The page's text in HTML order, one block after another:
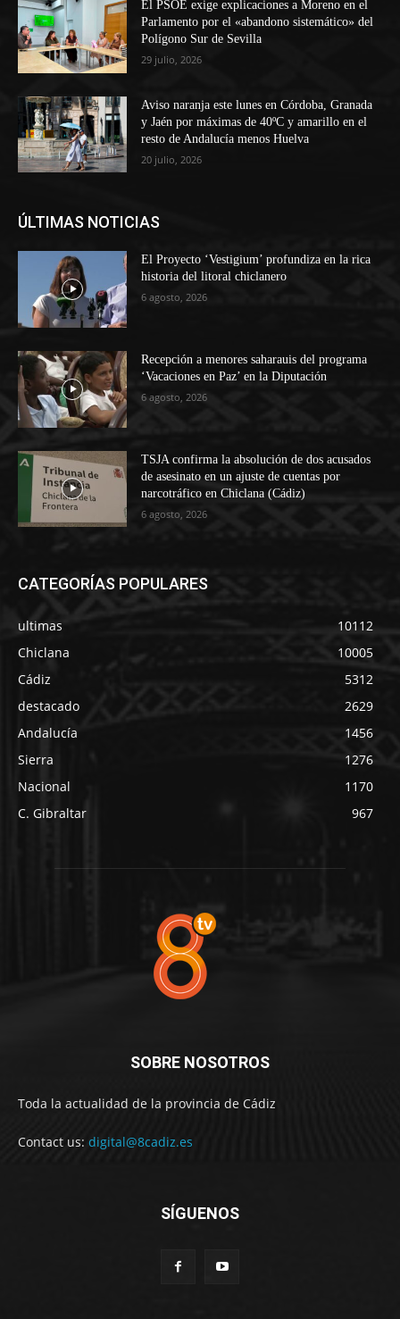
El PSOE exige explicaciones a Moreno en el
Parlamento por el «abandono sistemático» del
Polígono Sur de Sevilla
29 julio, 2026
Aviso naranja este lunes en Córdoba, Granada
y Jaén por máximas de 40ºC y amarillo en el
resto de Andalucía menos Huelva
20 julio, 2026
ÚLTIMAS NOTICIAS
El Proyecto ‘Vestigium’ profundiza en la rica
historia del litoral chiclanero
6 agosto, 2026
Recepción a menores saharauis del programa
‘Vacaciones en Paz’ en la Diputación
6 agosto, 2026
TSJA confirma la absolución de dos acusados
de asesinato en un ajuste de cuentas por
narcotráfico en Chiclana (Cádiz)
6 agosto, 2026
CATEGORÍAS POPULARES
ultimas
10112
Chiclana
10005
Cádiz
5312
destacado
2629
Andalucía
1456
Sierra
1276
Nacional
1170
C. Gibraltar
967
SOBRE NOSOTROS
Toda la actualidad de la provincia de Cádiz
Contact us: digital@8cadiz.es
SÍGUENOS